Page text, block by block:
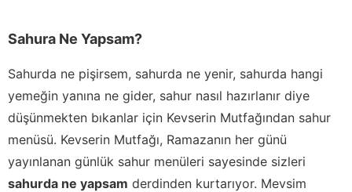
Sahura Ne Yapsam?
Sahurda ne pişirsem, sahurda ne yenir, sahurda hangi
yemeğin yanına ne gider, sahur nasıl hazırlanır diye
düşünmekten bıkanlar için Kevserin Mutfağından sahur
menüsü. Kevserin Mutfağı, Ramazanın her günü
yayınlanan günlük sahur menüleri sayesinde sizleri
sahurda ne yapsam derdinden kurtarıyor. Mevsim